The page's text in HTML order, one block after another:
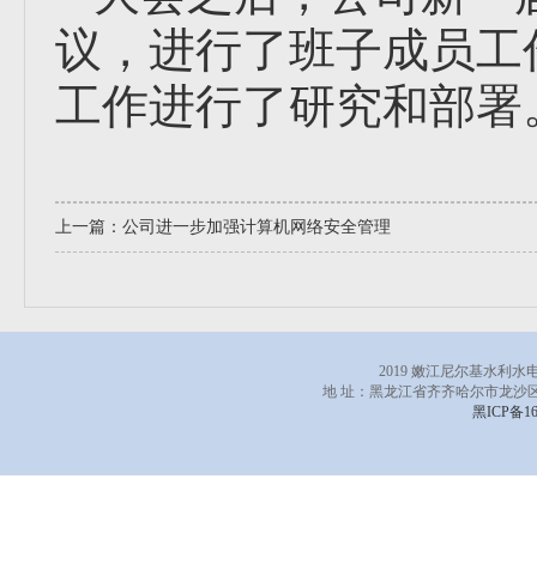
议，进行了班子成员
工作进行了研究和部署
上一篇： 公司进一步加强计算机网络安全管理
2019 嫩江尼尔基水利水
地 址：黑龙江省齐齐哈尔市龙
黑ICP备